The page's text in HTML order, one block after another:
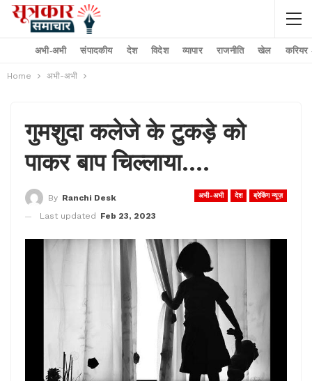
अभी-अभी संपादकीय देश विदेश व्यापार राजनीति खेल करियर
Home अभी-अभी
गुमशुदा कलेजे के टुकड़े को
पाकर बाप चिल्लाया….
अभी-अभी देश ब्रेकिंग न्यूज़
By Ranchi Desk
Last updated
Feb 23, 2023